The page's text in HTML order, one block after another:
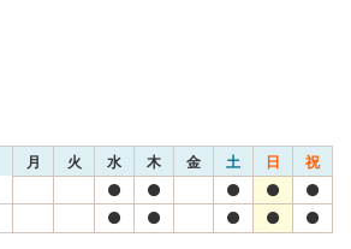
月 火 水 木 金 土 日 祝